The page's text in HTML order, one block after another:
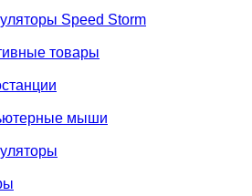
Speed Storm
товары
мыши